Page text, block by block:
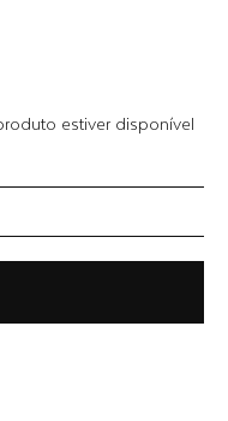
estiver disponível